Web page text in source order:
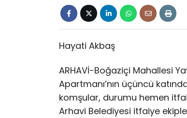
Hayati Akbaş
ARHAVİ-Boğaziçi Mahallesi
Apartmanı’nın üçüncü
komşular, durumu hemen
Arhavi Belediyesi itfaiye